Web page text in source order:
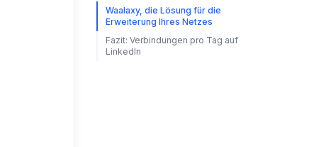
Waalaxy, die Lösung für die
Erweiterung Ihres Netzes
Fazit: Verbindungen pro Tag auf
LinkedIn